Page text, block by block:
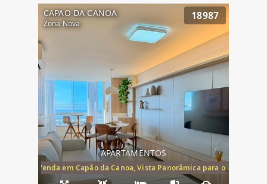
CAPAO DA CANOA
Zona Nova
18987
APARTAMENTOS
Mar à Venda em Capão da Canoa, Vista Panorâmica para o Mar, 2